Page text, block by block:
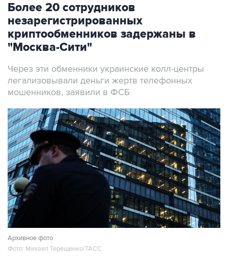
Более 20 сотрудников
незарегистрированных
криптообменников задержаны в
"Москва-Сити"
Через эти обменники украинские колл-центры
легализовывали деньги жертв телефонных
мошенников, заявили в ФСБ
Архивное фото
Фото: Михаил Терещенко/ТАСС